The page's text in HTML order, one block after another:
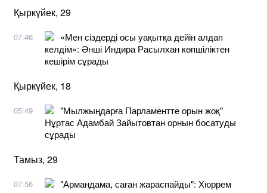
Қыркүйек, 29
07:46
​«Мен сіздерді осы уақытқа дейін алдап
келдім»: Әнші Индира Расылхан көпшіліктен
кешірім сұрады
Қыркүйек, 18
05:49
"Мылжыңдарға Парламентте орын жоқ"
Нұртас Адамбай Зайытовтан орнын босатуды
сұрады
Тамыз, 29
07:56
"Армандама, саған жараспайды": Хюррем